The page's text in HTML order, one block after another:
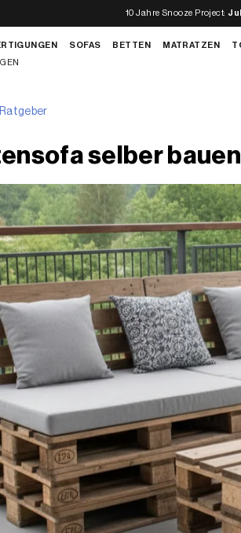
10 Jahre Snooze Project:
SOFAS BETTEN MATRATZEN
Ratgeber
selber bauen